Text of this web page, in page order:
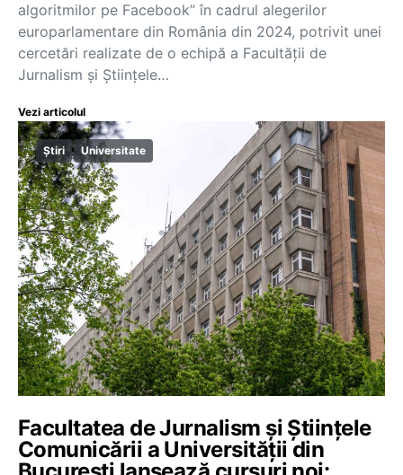
algoritmilor pe Facebook” în cadrul alegerilor
europarlamentare din România din 2024, potrivit unei
cercetări realizate de o echipă a Facultății de
Jurnalism și Științele…
Vezi articolul
Știri Universitate
Facultatea de Jurnalism și Științele
Comunicării a Universității din